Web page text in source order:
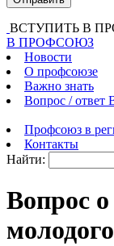
ВСТУПИТЬ В
В ПРОФСОЮЗ
Новости
О профсоюзе
Важно знать
Вопрос / ответ
Профсоюз в
Контакты
Найти:
Вопрос